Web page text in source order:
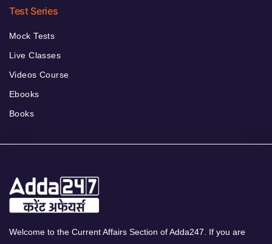
Test Series
Mock Tests
Live Classes
Videos Course
Ebooks
Books
Welcome to the Current Affairs Section of Adda247. If you are